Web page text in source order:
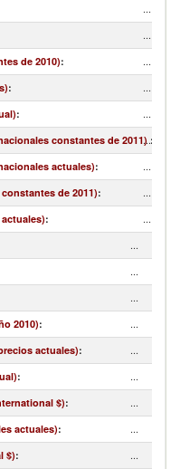
...
...
de 2010): ...
: ...
: ...
constantes de 2011):
...
actuales): ...
de 2011): ...
: ...
...
...
...
2010): ...
actuales): ...
: ...
$): ...
actuales): ...
$): ...